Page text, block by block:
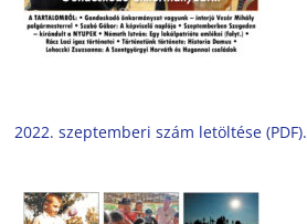
2022. szeptemberi szám letöltése (PDF).